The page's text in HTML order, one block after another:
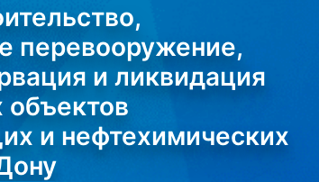
перевооружение,
и ликвидация
объектов
и нефтехимических